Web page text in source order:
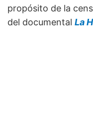
propósito de la
del documental La